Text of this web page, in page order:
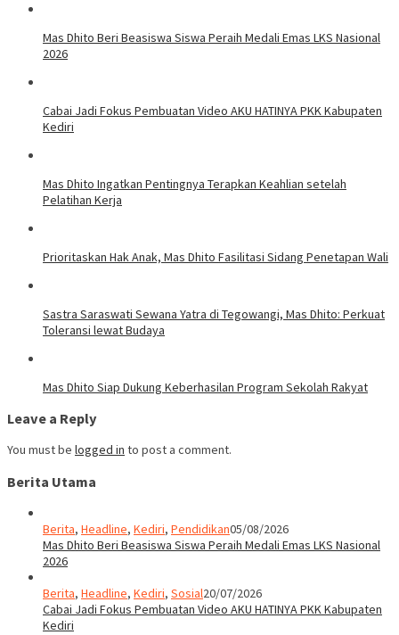
Mas Dhito Beri Beasiswa Siswa Peraih Medali Emas LKS Nasional
2026
Cabai Jadi Fokus Pembuatan Video AKU HATINYA PKK Kabupaten
Kediri
Mas Dhito Ingatkan Pentingnya Terapkan Keahlian setelah
Pelatihan Kerja
Prioritaskan Hak Anak, Mas Dhito Fasilitasi Sidang Penetapan Wali
Sastra Saraswati Sewana Yatra di Tegowangi, Mas Dhito: Perkuat
Toleransi lewat Budaya
Mas Dhito Siap Dukung Keberhasilan Program Sekolah Rakyat
Leave a Reply
You must be logged in to post a comment.
Berita Utama
Berita, Headline, Kediri, Pendidikan05/08/2026
Mas Dhito Beri Beasiswa Siswa Peraih Medali Emas LKS Nasional
2026
Berita, Headline, Kediri, Sosial20/07/2026
Cabai Jadi Fokus Pembuatan Video AKU HATINYA PKK Kabupaten
Kediri